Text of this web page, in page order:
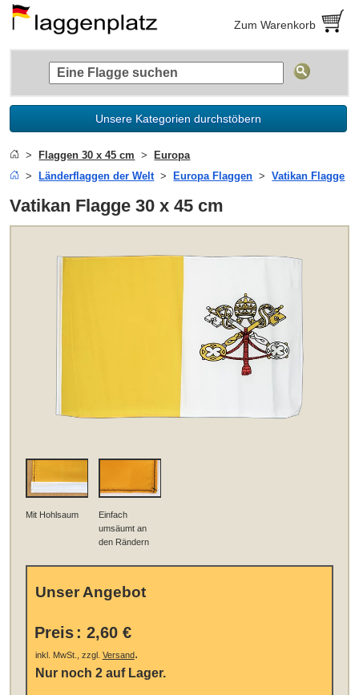
Zum Warenkorb
Unsere Kategorien durchstöbern
Flaggen 30 x 45 cm
Europa
Länderflaggen der Welt
Europa Flaggen Vatikan Flagge
Vatikan Flagge 30 x 45 cm
Mit Hohlsaum
Einfach
umsäumt an
den Rändern
Unser Angebot
Preis : 2,60 €
inkl. MwSt., zzgl. Versand.
Nur noch 2 auf Lager.